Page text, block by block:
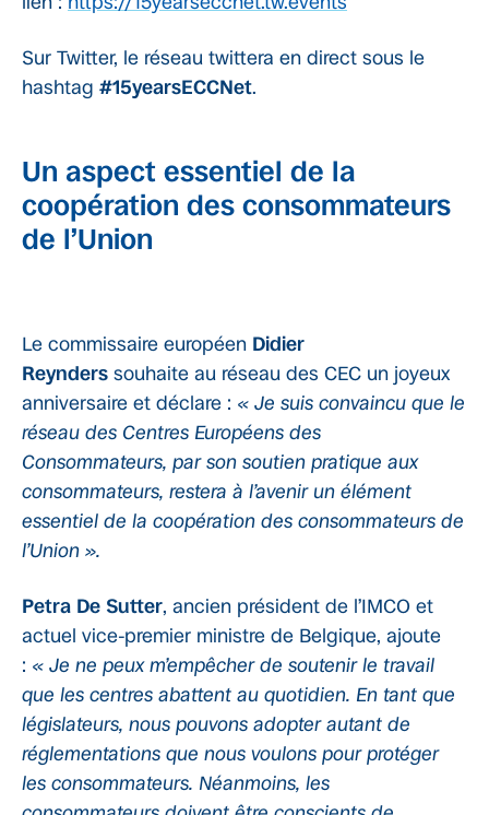
Sur Twitter, le réseau twittera en direct sous le
hashtag #15yearsECCNet.
Un aspect essentiel de la
coopération des consommateurs
de l’Union
Le commissaire européen Didier
Reynders souhaite au réseau des CEC un joyeux
anniversaire et déclare : « Je suis convaincu que le
réseau des Centres Européens des
Consommateurs, par son soutien pratique aux
consommateurs, restera à l’avenir un élément
essentiel de la coopération des consommateurs de
l’Union ».
Petra De Sutter, ancien président de l’IMCO et
actuel vice-premier ministre de Belgique, ajoute
: « Je ne peux m’empêcher de soutenir le travail
que les centres abattent au quotidien. En tant que
législateurs, nous pouvons adopter autant de
réglementations que nous voulons pour protéger
les consommateurs. Néanmoins, les